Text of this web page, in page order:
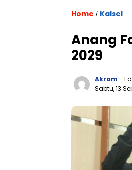
Home / Kalsel
Anang
2029
Akram -
Sabtu, 13